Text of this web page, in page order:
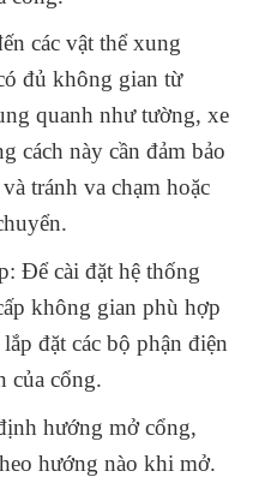
các vật thể xung
đủ không gian từ
quanh như tường, xe
cách này cần đảm bảo
tránh va chạm hoặc
Để cài đặt hệ thống
không gian phù hợp
đặt các bộ phận điện
của cổng.
hướng mở cổng,
hướng nào khi mở.